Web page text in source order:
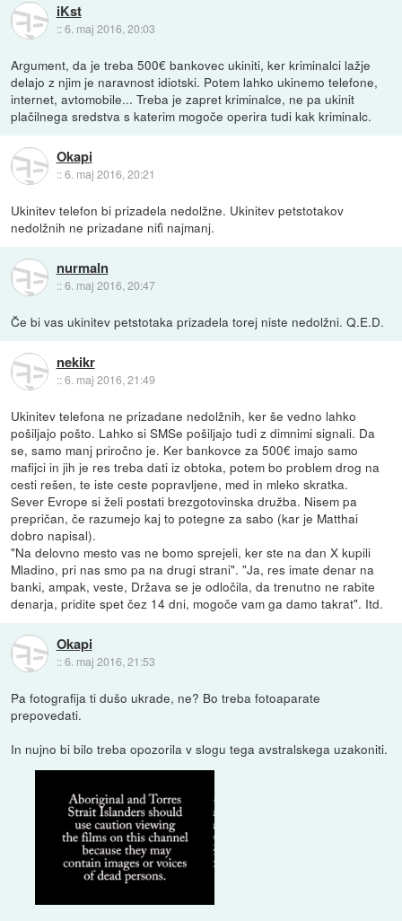
iKst
::6. maj 2016, 20:03
Argument, da je treba 500€ bankovec ukiniti, ker kriminalci lažje
delajo z njim je naravnost idiotski. Potem lahko ukinemo telefone,
internet, avtomobile... Treba je zapret kriminalce, ne pa ukinit
plačilnega sredstva s katerim mogoče operira tudi kak kriminalc.
Okapi
::6. maj 2016, 20:21
Ukinitev telefon bi prizadela nedolžne. Ukinitev petstotakov
nedolžnih ne prizadane niťi najmanj.
nurmaln
::6. maj 2016, 20:47
Če bi vas ukinitev petstotaka prizadela torej niste nedolžni. Q.E.D.
nekikr
::6. maj 2016, 21:49
Ukinitev telefona ne prizadane nedolžnih, ker še vedno lahko
pošiljajo pošto. Lahko si SMSe pošiljajo tudi z dimnimi signali. Da
se, samo manj priročno je. Ker bankovce za 500€ imajo samo
mafijci in jih je res treba dati iz obtoka, potem bo problem drog na
cesti rešen, te iste ceste popravljene, med in mleko skratka.
Sever Evrope si želi postati brezgotovinska družba. Nisem pa
prepričan, če razumejo kaj to potegne za sabo (kar je Matthai
dobro napisal).
"Na delovno mesto vas ne bomo sprejeli, ker ste na dan X kupili
Mladino, pri nas smo pa na drugi strani". "Ja, res imate denar na
banki, ampak, veste, Država se je odločila, da trenutno ne rabite
denarja, pridite spet čez 14 dni, mogoče vam ga damo takrat". Itd.
Okapi
::6. maj 2016, 21:53
Pa fotografija ti dušo ukrade, ne? Bo treba fotoaparate
prepovedati.
In nujno bi bilo treba opozorila v slogu tega avstralskega uzakoniti.